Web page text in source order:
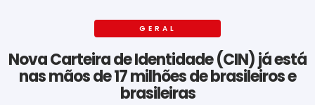
GERAL
Nova Carteira de Identidade (CIN) já está
nas mãos de 17 milhões de brasileiros e
brasileiras